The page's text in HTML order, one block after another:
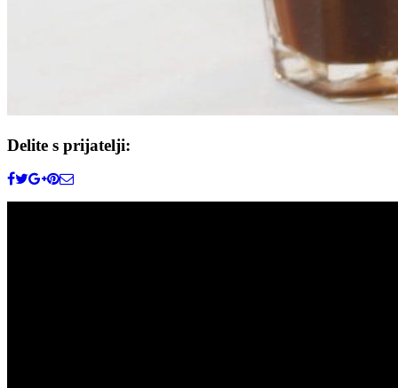
Delite s prijatelji: